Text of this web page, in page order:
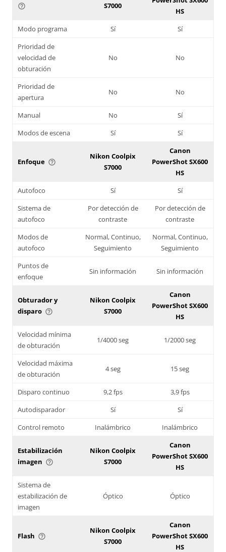
help_outline S7000
HS
Modo programa
Sí
Sí
Prioridad de
velocidad de
obturación
No No
Prioridad de
apertura
No No
Manual No
Sí
Modos de escena
Sí Sí
Enfoque help_outline
Nikon Coolpix
S7000
Canon
PowerShot SX600
HS
Autofoco
Sí
Sí
Sistema de
autofoco
Por detección de
contraste
Por detección de
contraste
Modos de
autofoco
Normal, Continuo,
Seguimiento
Normal, Continuo,
Seguimiento
Puntos de
enfoque
Sin información Sin información
Obturador y
disparo help_outline
Nikon Coolpix
S7000
Canon
PowerShot SX600
HS
Velocidad mínima
de obturación
1/4000 seg 1/2000 seg
Velocidad máxima
de obturación
4 seg 15 seg
Disparo continuo 9,2 fps
3,9 fps
Autodisparador
Sí
Sí
Control remoto
Inalámbrico Inalámbrico
Estabilización
imagen help_outline
Nikon Coolpix
S7000
Canon
PowerShot SX600
HS
Sistema de
estabilización de
imagen
Óptico Óptico
Flash help_outline
Nikon Coolpix
S7000
Canon
PowerShot SX600
HS